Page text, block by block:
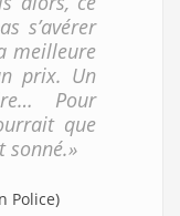
s’avérer
meilleure
prix. Un
Pour
que
sonné.»
Police)